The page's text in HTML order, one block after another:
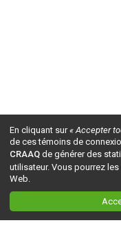
En cliquant sur« Accepter
de ces témoins de
CRAAQ de générer des
utilisateur. Vous pourrez
Web.